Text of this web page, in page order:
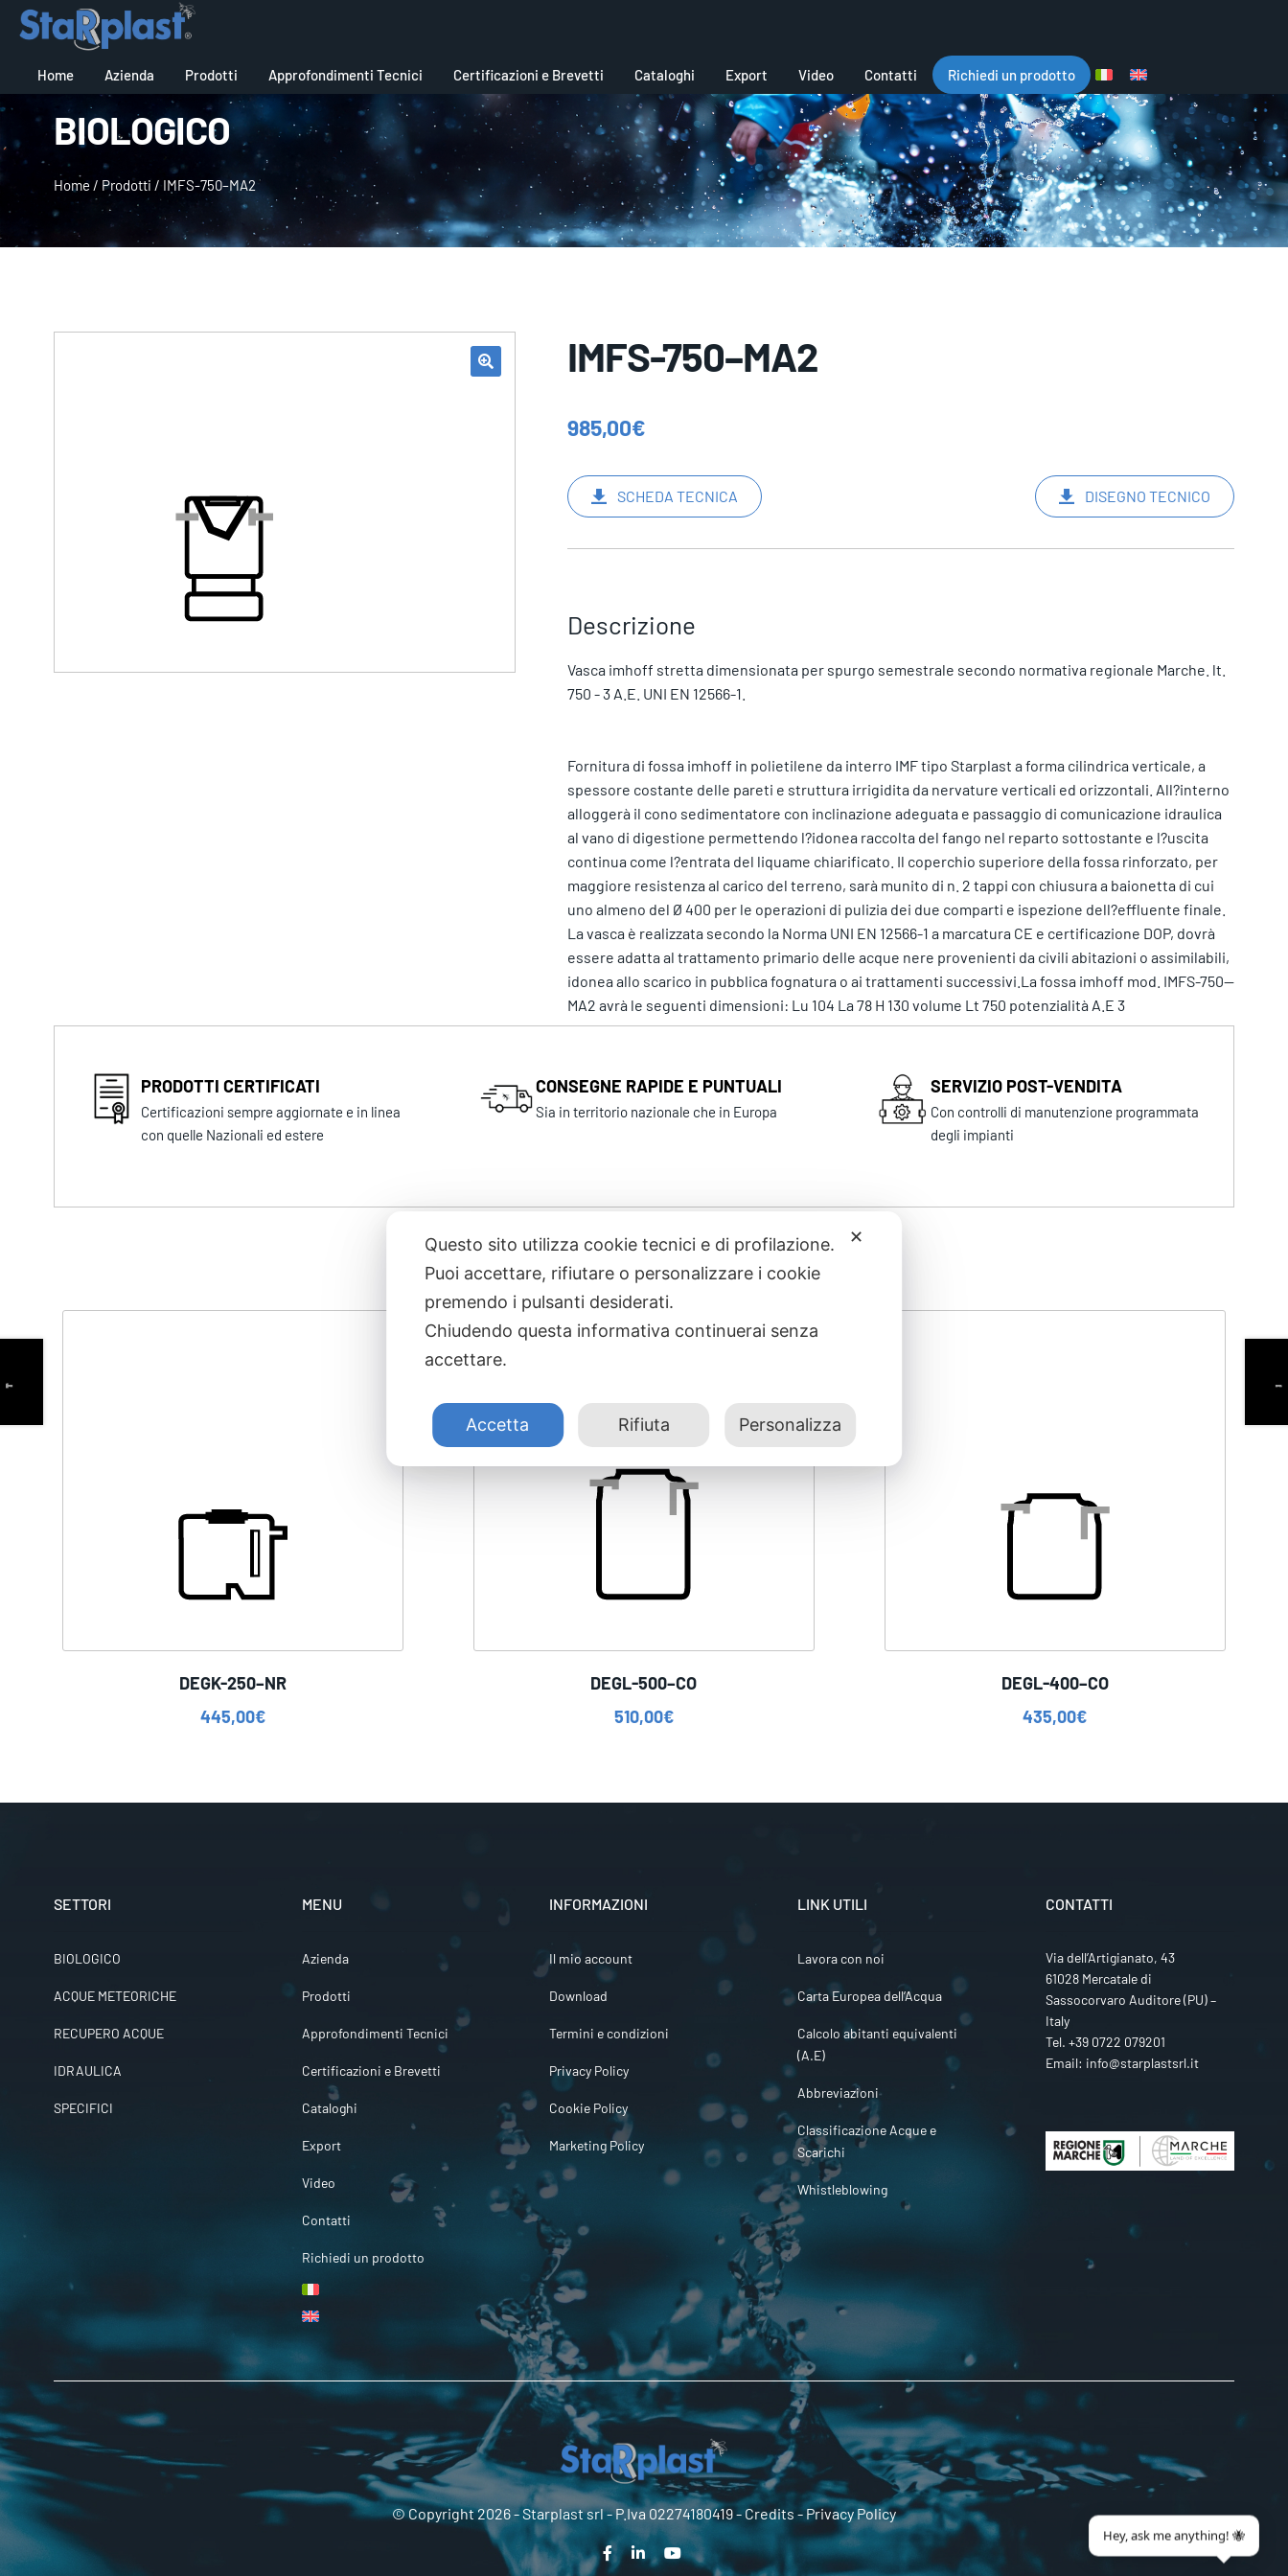
Home Azienda Prodotti Approfondimenti Tecnici Certificazioni e Brevetti Cataloghi Export Video Contatti Richiedi un prodotto
BIOLOGICO
Home / Prodotti / IMFS-750–MA2
IMFS-750–MA2
985,00€
SCHEDA TECNICA DISEGNO TECNICO
Descrizione
Vasca imhoff stretta dimensionata per spurgo semestrale secondo normativa regionale Marche. lt.
750 - 3 A.E. UNI EN 12566-1.
Fornitura di fossa imhoff in polietilene da interro IMF tipo Starplast a forma cilindrica verticale, a
spessore costante delle pareti e struttura irrigidita da nervature verticali ed orizzontali. All?interno
alloggerà il cono sedimentatore con inclinazione adeguata e passaggio di comunicazione idraulica
al vano di digestione permettendo l?idonea raccolta del fango nel reparto sottostante e l?uscita
continua come l?entrata del liquame chiarificato. Il coperchio superiore della fossa rinforzato, per
maggiore resistenza al carico del terreno, sarà munito di n. 2 tappi con chiusura a baionetta di cui
uno almeno del Ø 400 per le operazioni di pulizia dei due comparti e ispezione dell?effluente finale.
La vasca è realizzata secondo la Norma UNI EN 12566-1 a marcatura CE e certificazione DOP, dovrà
essere adatta al trattamento primario delle acque nere provenienti da civili abitazioni o assimilabili,
idonea allo scarico in pubblica fognatura o ai trattamenti successivi.La fossa imhoff mod. IMFS-750--
MA2 avrà le seguenti dimensioni: Lu 104 La 78 H 130 volume Lt 750 potenzialità A.E 3
PRODOTTI CERTIFICATI
Certificazioni sempre aggiornate e in linea
con quelle Nazionali ed estere
CONSEGNE RAPIDE E PUNTUALI
Sia in territorio nazionale che in Europa
SERVIZIO POST-VENDITA
Con controlli di manutenzione programmata
degli impianti
Prodotti correlati
DEGK-250–NR
445,00€
DEGL-500–CO
510,00€
DEGL-400–CO
435,00€
SETTORI
BIOLOGICO
ACQUE METEORICHE
RECUPERO ACQUE
IDRAULICA
SPECIFICI
MENU
Azienda
Prodotti
Approfondimenti Tecnici
Certificazioni e Brevetti
Cataloghi
Export
Video
Contatti
Richiedi un prodotto
INFORMAZIONI
Il mio account
Download
Termini e condizioni
Privacy Policy
Cookie Policy
Marketing Policy
LINK UTILI
Lavora con noi
Carta Europea dell’Acqua
Calcolo abitanti equivalenti
(A.E)
Abbreviazioni
Classificazione Acque e
Scarichi
Whistleblowing
CONTATTI
Via dell’Artigianato, 43
61028 Mercatale di
Sassocorvaro Auditore (PU) –
Italy
Tel. +39 0722 079201
Email: info@starplastsrl.it
© Copyright 2026 -Starplast srl- P.Iva 02274180419 - Credits -Privacy Policy
✕
Questo sito utilizza cookie tecnici e di profilazione.
Puoi accettare, rifiutare o personalizzare i cookie
premendo i pulsanti desiderati.
Chiudendo questa informativa continuerai senza
accettare.
Accetta Rifiuta Personalizza